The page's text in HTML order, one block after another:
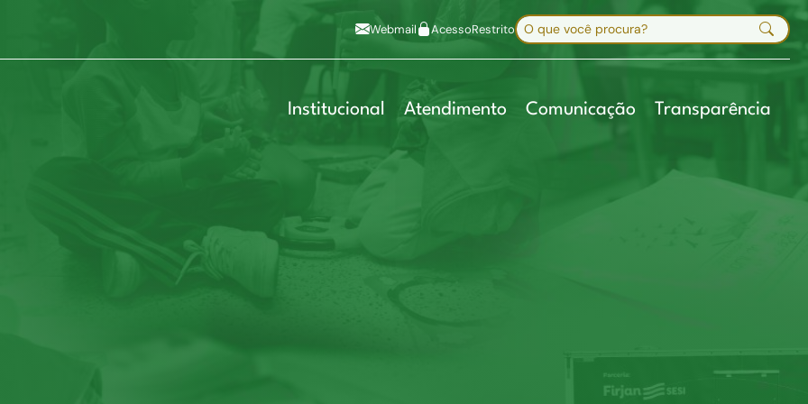
Diminuir fonte
Mapa do site
Webmail AcessoRestritoBuscar no site
Institucional Atendimento Comunicação Transparência